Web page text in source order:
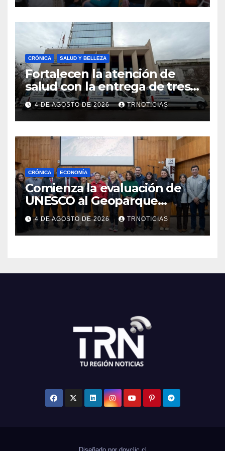
emprendimiento
CRÓNICA SALUD Y BELLEZA
Fortalecen la atención de
salud con la entrega de tres
nuevas ambulancias para
Cauquenes y Sagrada Familia
4 DE AGOSTO DE 2026 TRNOTICIAS
CRÓNICA ECONOMÍA
Comienza la evaluación de
UNESCO al Geoparque
Aspirante Pillanmapu en el
Maule
4 DE AGOSTO DE 2026 TRNOTICIAS